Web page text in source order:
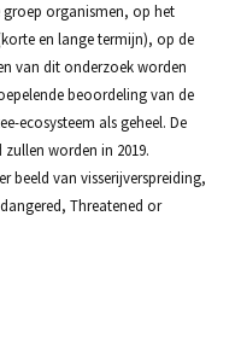
groep organismen, op het
en lange termijn), op de
van dit onderzoek worden
beoordeling van de
ecosysteem als geheel. De
worden in 2019.
beeld van visserijverspreiding,
Threatened or